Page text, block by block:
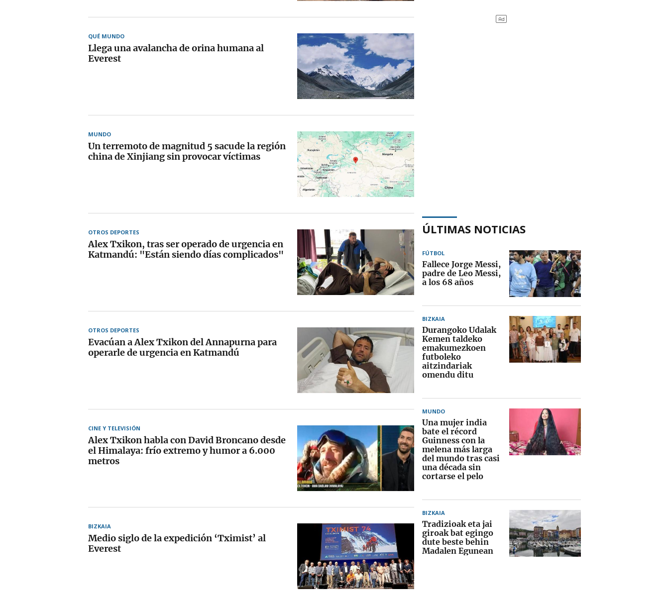
QUÉ MUNDO
Llega una avalancha de orina humana al
Everest
MUNDO
Un terremoto de magnitud 5 sacude la región
china de Xinjiang sin provocar víctimas
OTROS DEPORTES
Alex Txikon, tras ser operado de urgencia en
Katmandú: "Están siendo días complicados"
OTROS DEPORTES
Evacúan a Alex Txikon del Annapurna para
operarle de urgencia en Katmandú
CINE Y TELEVISIÓN
Alex Txikon habla con David Broncano desde
el Himalaya: frío extremo y humor a 6.000
metros
BIZKAIA
Medio siglo de la expedición ‘Tximist’ al
Everest
ÚLTIMAS NOTICIAS
FÚTBOL
Fallece Jorge Messi,
padre de Leo Messi,
a los 68 años
BIZKAIA
Durangoko Udalak
Kemen taldeko
emakumezkoen
futboleko
aitzindariak
omendu ditu
MUNDO
Una mujer india
bate el récord
Guinness con la
melena más larga
del mundo tras casi
una década sin
cortarse el pelo
BIZKAIA
Tradizioak eta jai
giroak bat egingo
dute beste behin
Madalen Egunean